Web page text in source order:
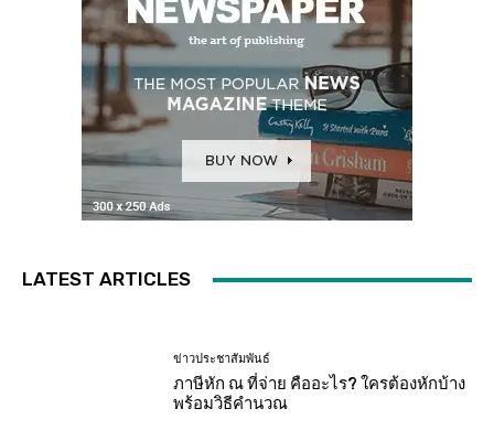
LATEST ARTICLES
ข่าวประชาสัมพันธ์
ภาษีหัก ณ ที่จ่าย คืออะไร? ใครต้องหักบ้าง
พร้อมวิธีคำนวณ